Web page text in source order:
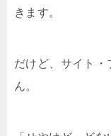
きます。
だけど、サイト
ん。